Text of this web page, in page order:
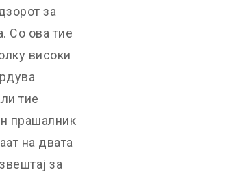
за
Со ова тие
високи
тие
прашалник
на двата
за